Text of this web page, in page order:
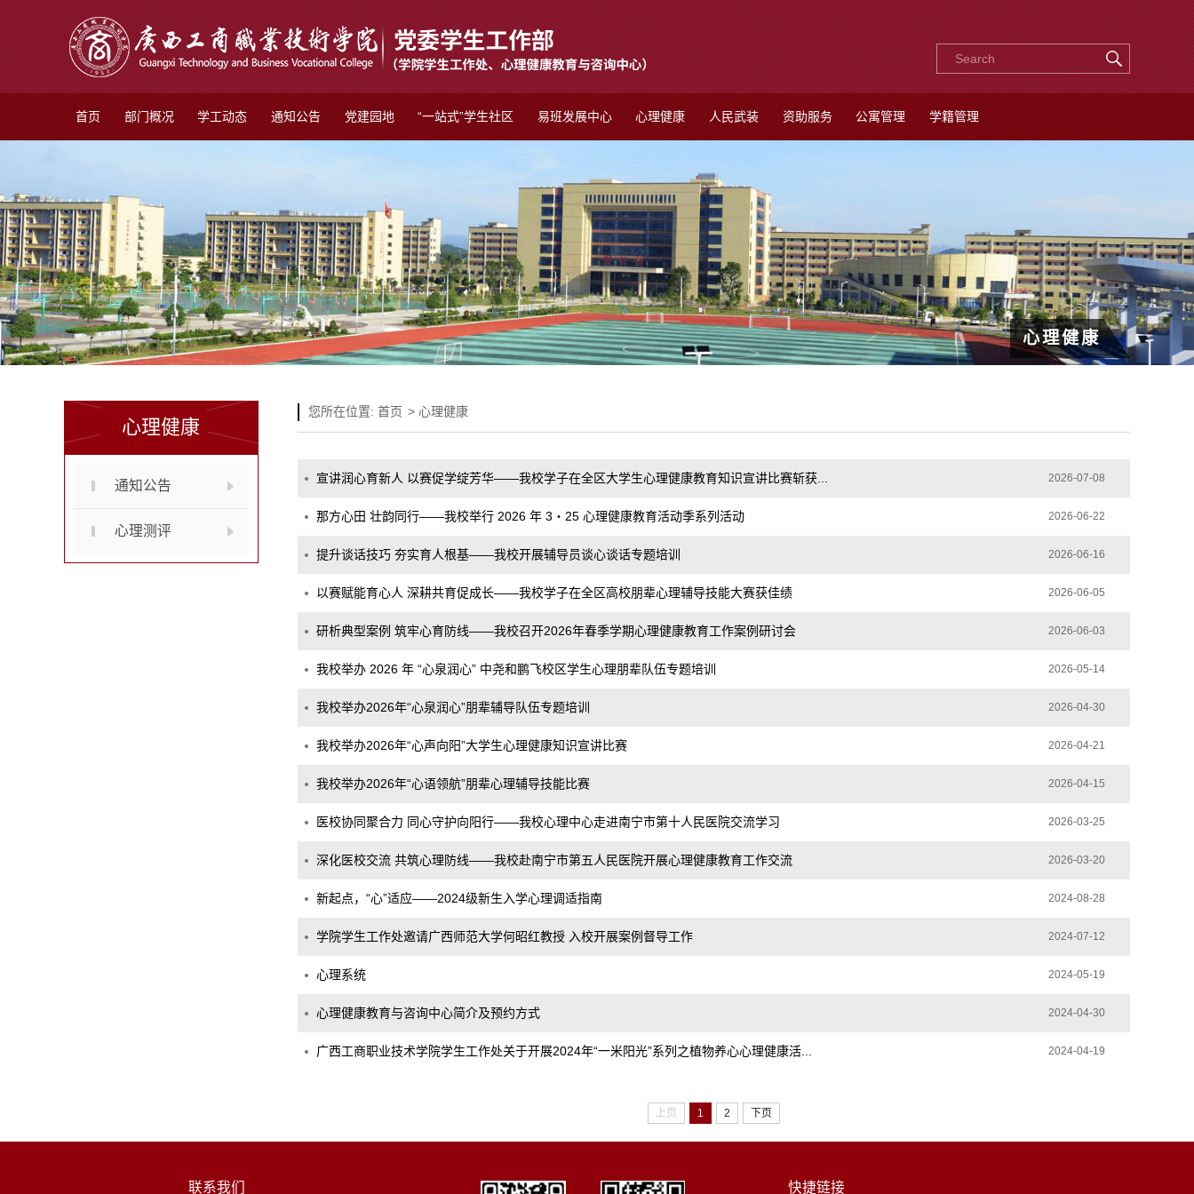
首页 部门概况 学工动态 通知公告 党建园地 “一站式”学生社区 易班发展中心 心理健康 人民武装 资助服务 公寓管理 学籍管理
心理健康
心理健康
通知公告
心理测评
您所在位置: 首页 > 心理健康
宣讲润心育新人 以赛促学绽芳华——我校学子在全区大学生心理健康教育知识宣讲比赛斩获... 2026-07-08
那方心田 壮韵同行——我校举行 2026 年 3・25 心理健康教育活动季系列活动 2026-06-22
提升谈话技巧 夯实育人根基——我校开展辅导员谈心谈话专题培训 2026-06-16
以赛赋能育心人 深耕共育促成长——我校学子在全区高校朋辈心理辅导技能大赛获佳绩 2026-06-05
研析典型案例 筑牢心育防线——我校召开2026年春季学期心理健康教育工作案例研讨会 2026-06-03
我校举办 2026 年 “心泉润心” 中尧和鹏飞校区学生心理朋辈队伍专题培训 2026-05-14
我校举办2026年“心泉润心”朋辈辅导队伍专题培训 2026-04-30
我校举办2026年“心声向阳”大学生心理健康知识宣讲比赛 2026-04-21
我校举办2026年“心语领航”朋辈心理辅导技能比赛 2026-04-15
医校协同聚合力 同心守护向阳行——我校心理中心走进南宁市第十人民医院交流学习 2026-03-25
深化医校交流 共筑心理防线——我校赴南宁市第五人民医院开展心理健康教育工作交流 2026-03-20
新起点，“心”适应——2024级新生入学心理调适指南 2024-08-28
学院学生工作处邀请广西师范大学何昭红教授 入校开展案例督导工作 2024-07-12
心理系统 2024-05-19
心理健康教育与咨询中心简介及预约方式 2024-04-30
广西工商职业技术学院学生工作处关于开展2024年“一米阳光”系列之植物养心心理健康活... 2024-04-19
上页 1 2 下页
联系我们 快捷链接